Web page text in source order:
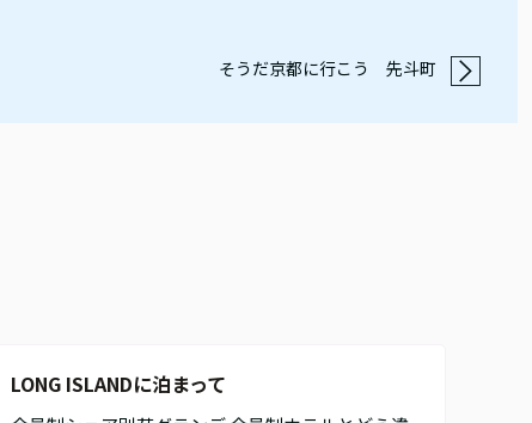
そうだ京都に行こう 先斗町
LONG ISLANDに泊まって